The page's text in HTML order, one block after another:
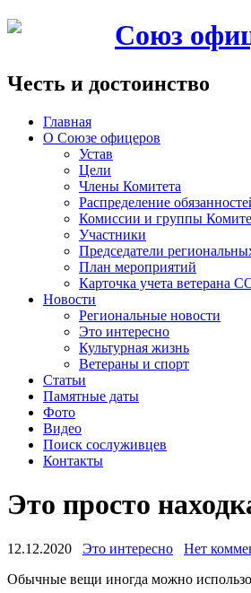
Союз
Честь и достоинство
Главная
О Союзе офицеров
Устав
Цели
Члены Комитета
Распределение
Комиссии и группы
Участники
Председатели
План мероприятий
Карточка учета ветерана
Новости
Региональные новости
Это интересно
Культурная жизнь
Ветераны и спорт
Статьи
Памятные даты
Фото
Видео
Поиск сослуживцев
Контакты
Это просто
12.12.2020 Это интересно
Нет
Обычные вещи иногда можно